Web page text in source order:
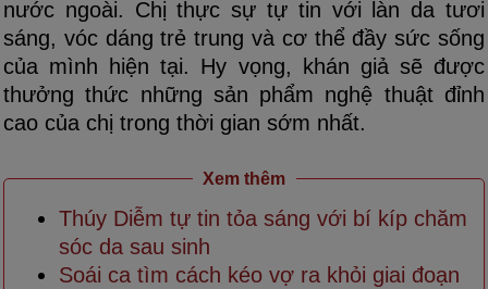
nước ngoài. Chị thực sự tự tin với làn da tươi
sáng, vóc dáng trẻ trung và cơ thể đầy sức sống
của mình hiện tại. Hy vọng, khán giả sẽ được
thưởng thức những sản phẩm nghệ thuật đỉnh
cao của chị trong thời gian sớm nhất.
Xem thêm
Thúy Diễm tự tin tỏa sáng với bí kíp chăm
sóc da sau sinh
Soái ca tìm cách kéo vợ ra khỏi giai đoạn